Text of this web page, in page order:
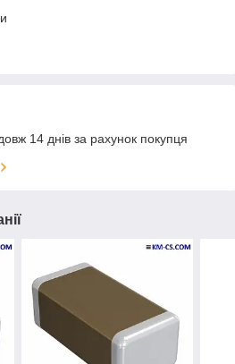
14 днів за рахунок покупця